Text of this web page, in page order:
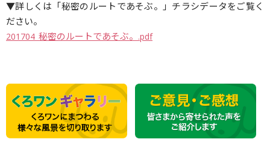
▼詳しくは「秘密のルートであそぶ。」チラシデータをご覧く
ださい。
201704_秘密のルートであそぶ。.pdf